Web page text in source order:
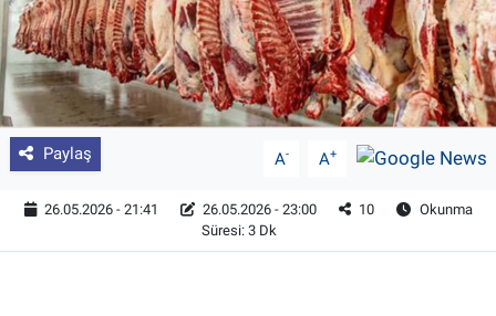
Paylaş A- A+
26.05.2026 - 21:41 26.05.2026 - 23:00 10
Okunma
Süresi: 3 Dk
Tohum